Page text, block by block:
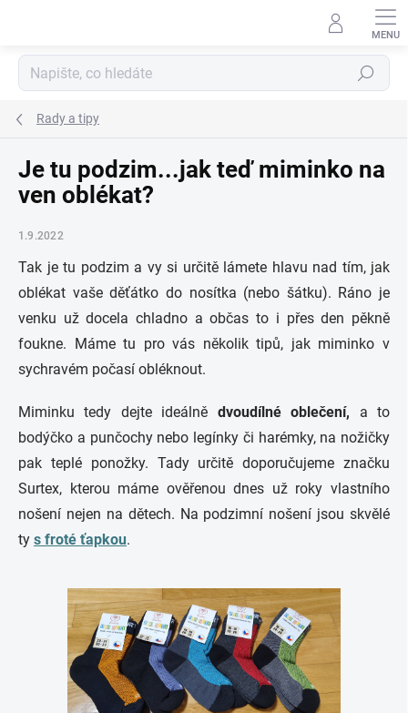
Hledat
Rady a tipy
Je tu podzim...jak teď miminko na
ven oblékat?
1.9.2022
Tak je tu podzim a vy si určitě lámete hlavu nad tím, jak
oblékat vaše děťátko do nosítka (nebo šátku). Ráno je
venku už docela chladno a občas to i přes den pěkně
foukne. Máme tu pro vás několik tipů, jak miminko v
sychravém počasí obléknout.
Miminku tedy dejte ideálně dvoudílné oblečení, a to
bodýčko a punčochy nebo legínky či harémky, na nožičky
pak teplé ponožky. Tady určitě doporučujeme značku
Surtex, kterou máme ověřenou dnes už roky vlastního
nošení nejen na dětech. Na podzimní nošení jsou skvělé
ty s froté ťapkou.